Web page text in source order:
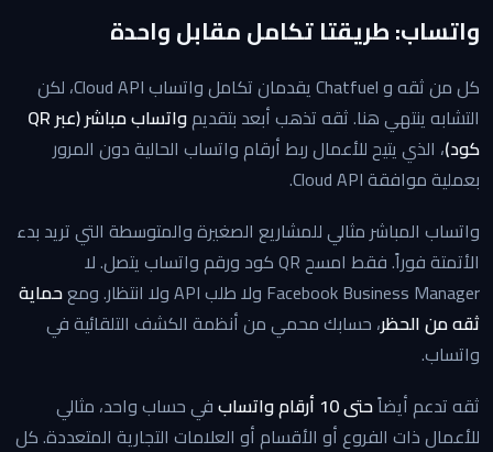
واتساب: طريقتا تكامل مقابل واحدة
كل من ثقه و Chatfuel يقدمان تكامل واتساب Cloud API، لكن
التشابه ينتهي هنا. ثقه تذهب أبعد بتقديم
واتساب مباشر (عبر QR
كود)، الذي يتيح للأعمال ربط أرقام واتساب الحالية دون المرور
بعملية موافقة Cloud API.
واتساب المباشر مثالي للمشاريع الصغيرة والمتوسطة التي تريد بدء
الأتمتة فوراً. فقط امسح QR كود ورقم واتساب يتصل. لا
Facebook Business Manager ولا طلب API ولا انتظار. ومع
حماية
ثقه من الحظر، حسابك محمي من أنظمة الكشف التلقائية في
واتساب.
ثقه تدعم أيضاًحتى 10 أرقام واتساب
في حساب واحد، مثالي
للأعمال ذات الفروع أو الأقسام أو العلامات التجارية المتعددة. كل